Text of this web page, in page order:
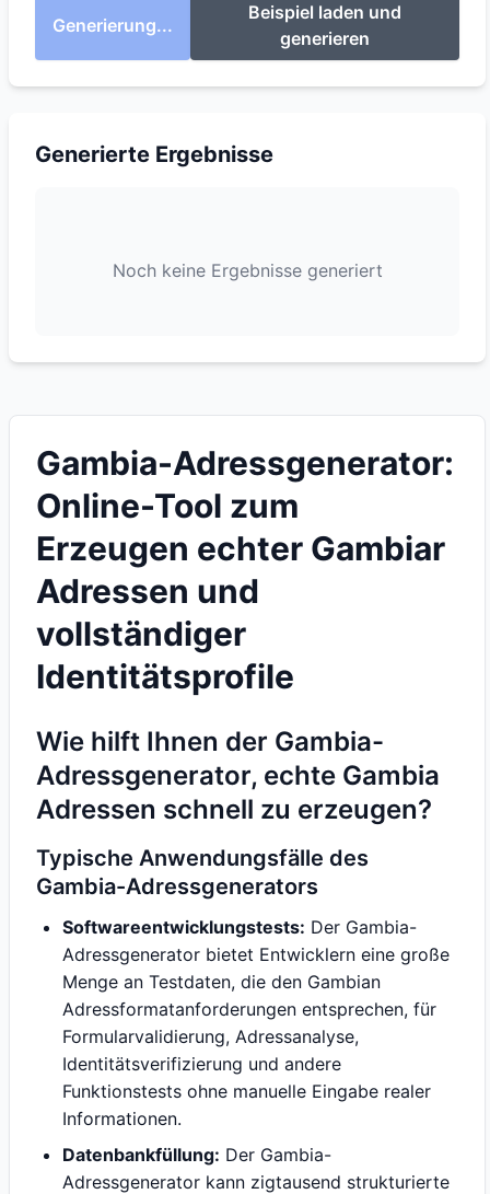
Generierung...
Beispiel laden und
generieren
Generierte Ergebnisse
Noch keine Ergebnisse generiert
Gambia-Adressgenerator:
Online-Tool zum
Erzeugen echter Gambiar
Adressen und
vollständiger
Identitätsprofile
Wie hilft Ihnen der Gambia-
Adressgenerator, echte Gambia
Adressen schnell zu erzeugen?
Typische Anwendungsfälle des
Gambia-Adressgenerators
Softwareentwicklungstests: Der Gambia-
Adressgenerator bietet Entwicklern eine große
Menge an Testdaten, die den Gambian
Adressformatanforderungen entsprechen, für
Formularvalidierung, Adressanalyse,
Identitätsverifizierung und andere
Funktionstests ohne manuelle Eingabe realer
Informationen.
Datenbankfüllung: Der Gambia-
Adressgenerator kann zigtausend strukturierte